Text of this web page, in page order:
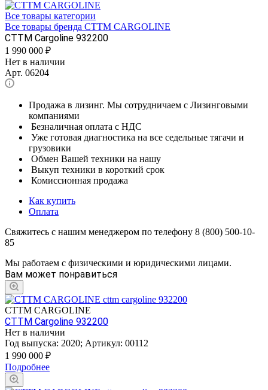
Все товары категории
Все товары бренда CTTM CARGOLINE
CTTM Cargoline 932200
1 990 000 ₽
Нет в наличии
Арт. 06204
Продажа в лизинг. Мы сотрудничаем с Лизинговыми
компаниями
Безналичная оплата с НДС
Уже готовая диагностика на все седельные тягачи и
грузовики
Обмен Вашей техники на нашу
Выкуп техники в короткий срок
Комиссионная продажа
Как купить
Оплата
Свяжитесь с нашим менеджером по телефону 8 (800) 500-10-
85
Мы работаем с физическими и юридическими лицами.
Вам может понравиться
CTTM CARGOLINE
CTTM Cargoline 932200
Нет в наличии
Год выпуска: 2020; Артикул: 00112
1 990 000 ₽
Подробнее